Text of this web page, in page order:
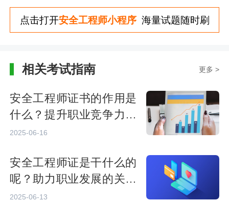
点击打开安全工程师小程序海量试题随时刷
相关考试指南 更多 >
安全工程师证书的作用是
什么？提升职业竞争力与
发展前景
2025-06-16
安全工程师证是干什么的
呢？助力职业发展的关键
认证
2025-06-13